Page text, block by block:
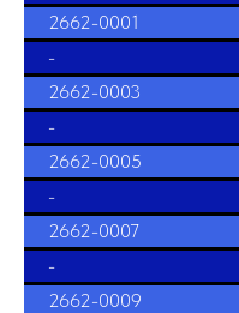
2662-0001
-
2662-0003
-
2662-0005
-
2662-0007
-
2662-0009